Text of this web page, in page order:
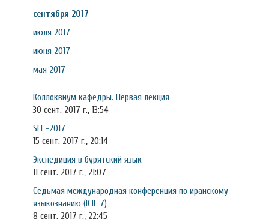
сентября 2017
июля 2017
июня 2017
мая 2017
Коллоквиум кафедры. Первая лекция
30 сент. 2017 г., 13:54
SLE-2017
15 сент. 2017 г., 20:14
Экспедиция в бурятский язык
11 сент. 2017 г., 21:07
Седьмая международная конференция по иранскому
языкознанию (ICIL 7)
8 сент. 2017 г., 22:45